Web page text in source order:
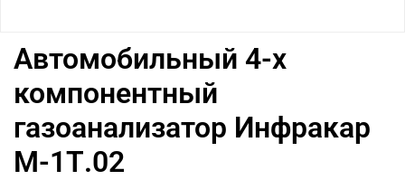
Автомобильный 4-х
компонентный
газоанализатор Инфракар
М-1Т.02